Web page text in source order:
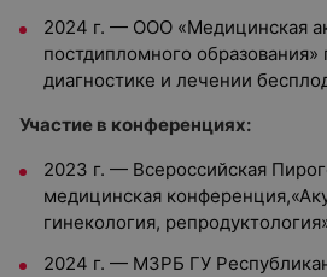
2024 г. — ООО «Медицинская
постдипломного
диагностике и лечении
Участие в конференциях:
2023 г. — Всероссийская
медицинская
гинекология,
2024 г. — МЗРБ ГУ